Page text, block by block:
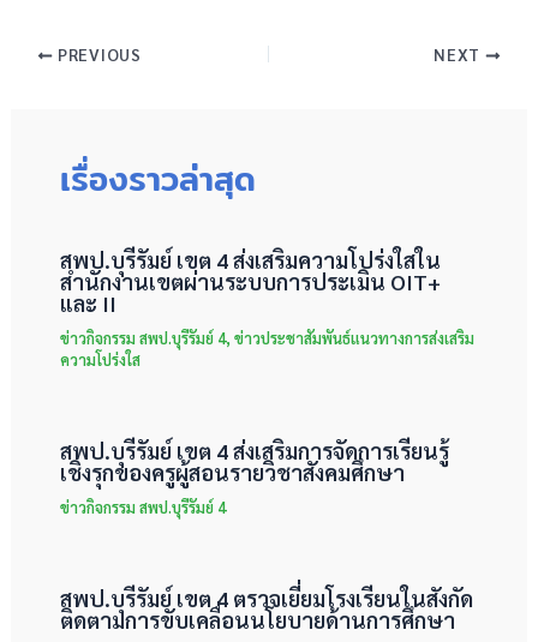
PREVIOUS NEXT
เรื่องราวล่าสุด
สพป.บุรีรัมย์ เขต 4 ส่งเสริมความโปร่งใสใน
สำนักงานเขตผ่านระบบการประเมิน OIT+
และ II
ข่าวกิจกรรม สพป.บุรีรัมย์ 4, ข่าวประชาสัมพันธ์แนวทางการส่งเสริม
ความโปร่งใส
สพป.บุรีรัมย์ เขต 4 ส่งเสริมการจัดการเรียนรู้
เชิงรุกของครูผู้สอนรายวิชาสังคมศึกษา
ข่าวกิจกรรม สพป.บุรีรัมย์ 4
สพป.บุรีรัมย์ เขต 4 ตรวจเยี่ยมโรงเรียนในสังกัด
ติดตามการขับเคลื่อนนโยบายด้านการศึกษา